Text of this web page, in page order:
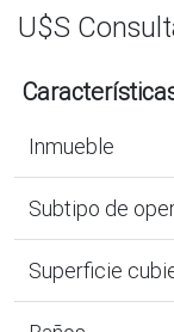
U$S
Inmueble
Subtipo de
Superficie